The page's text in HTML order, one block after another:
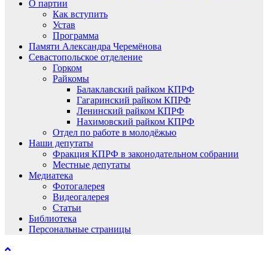
О партии
Как вступить
Устав
Программа
Памяти Александра Черемёнова
Севастопольское отделение
Горком
Райкомы
Балаклавский райком КПРФ
Гагаринский райком КПРФ
Ленинский райком КПРФ
Нахимовский райком КПРФ
Отдел по работе в молодёжью
Наши депутаты
Фракция КПРФ в законодательном собрании
Местные депутаты
Медиатека
Фотогалерея
Видеогалерея
Статьи
Библиотека
Персональные страницы